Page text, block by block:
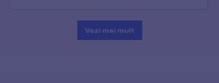
Vezi mai mult